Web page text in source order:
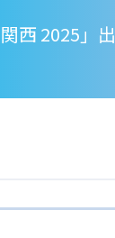
関西 2025」